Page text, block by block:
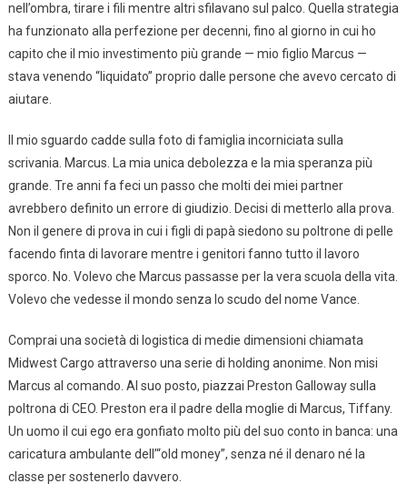
nell’ombra, tirare i fili mentre altri sfilavano sul palco. Quella strategia
ha funzionato alla perfezione per decenni, fino al giorno in cui ho
capito che il mio investimento più grande — mio figlio Marcus —
stava venendo “liquidato” proprio dalle persone che avevo cercato di
aiutare.
Il mio sguardo cadde sulla foto di famiglia incorniciata sulla
scrivania. Marcus. La mia unica debolezza e la mia speranza più
grande. Tre anni fa feci un passo che molti dei miei partner
avrebbero definito un errore di giudizio. Decisi di metterlo alla prova.
Non il genere di prova in cui i figli di papà siedono su poltrone di pelle
facendo finta di lavorare mentre i genitori fanno tutto il lavoro
sporco. No. Volevo che Marcus passasse per la vera scuola della vita.
Volevo che vedesse il mondo senza lo scudo del nome Vance.
Comprai una società di logistica di medie dimensioni chiamata
Midwest Cargo attraverso una serie di holding anonime. Non misi
Marcus al comando. Al suo posto, piazzai Preston Galloway sulla
poltrona di CEO. Preston era il padre della moglie di Marcus, Tiffany.
Un uomo il cui ego era gonfiato molto più del suo conto in banca: una
caricatura ambulante dell’“old money”, senza né il denaro né la
classe per sostenerlo davvero.